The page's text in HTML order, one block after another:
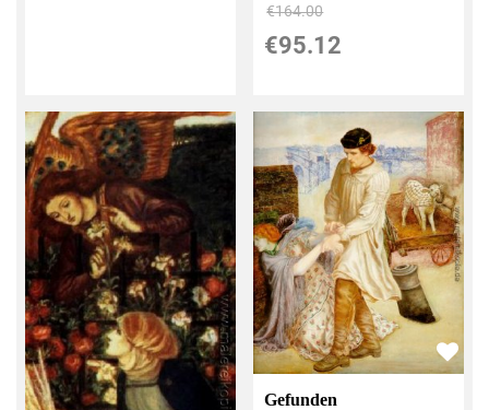
€164.00
€95.12
Gefunden